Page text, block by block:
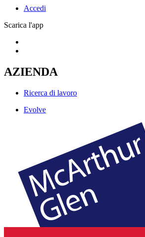
Accedi
Scarica l'app
AZIENDA
Ricerca di lavoro
Evolve